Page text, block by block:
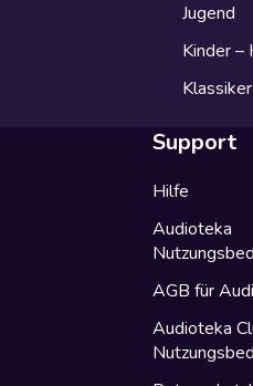
Jugend
Kinder –
Klassiker
Support
Hilfe
Audioteka
AGB für
Audioteka